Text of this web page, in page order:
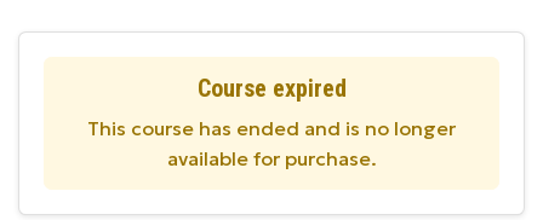
Course expired
This course has ended and is no longer
available for purchase.